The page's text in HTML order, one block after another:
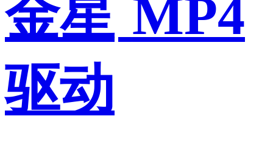
金星 MP4
驱动